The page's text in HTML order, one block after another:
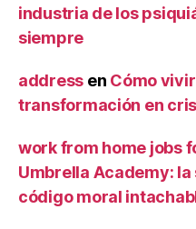
industria de los
siempre
address en Cómo
transformación en
work from home jobs
Umbrella Academy:
código moral